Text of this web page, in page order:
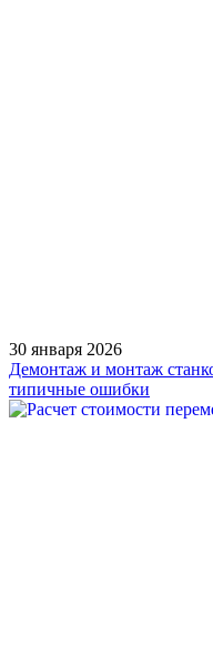
30 января 2026
Демонтаж и монтаж
типичные ошибки